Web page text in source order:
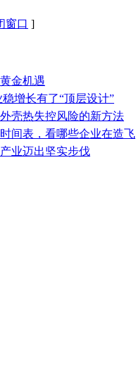
窗口 ]
金机遇
增长有了“顶层设计”
壳热失控风险的新方法
间表，看哪些企业在造飞
业迈出坚实步伐